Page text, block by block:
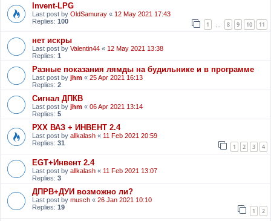
Invent-LPG
Last post by OldSamuray « 12 May 2021 17:43
Replies: 100 1 8 9 10 11
нет искры
Last post by Valentin44 « 12 May 2021 13:38
Replies: 1
Разные показания лямды на будильнике и в программе
Last post by jhm « 25 Apr 2021 16:13
Replies: 2
Сигнал ДПКВ
Last post by jhm « 06 Apr 2021 13:14
Replies: 5
РХХ ВАЗ + ИНВЕНТ 2.4
Last post by allkalash « 11 Feb 2021 20:59
Replies: 31 1 2 3 4
EGT+Инвент 2.4
Last post by allkalash « 11 Feb 2021 13:07
Replies: 3
ДПРВ+ДУИ возможно ли?
Last post by musch « 26 Jan 2021 10:10
Replies: 19 1 2